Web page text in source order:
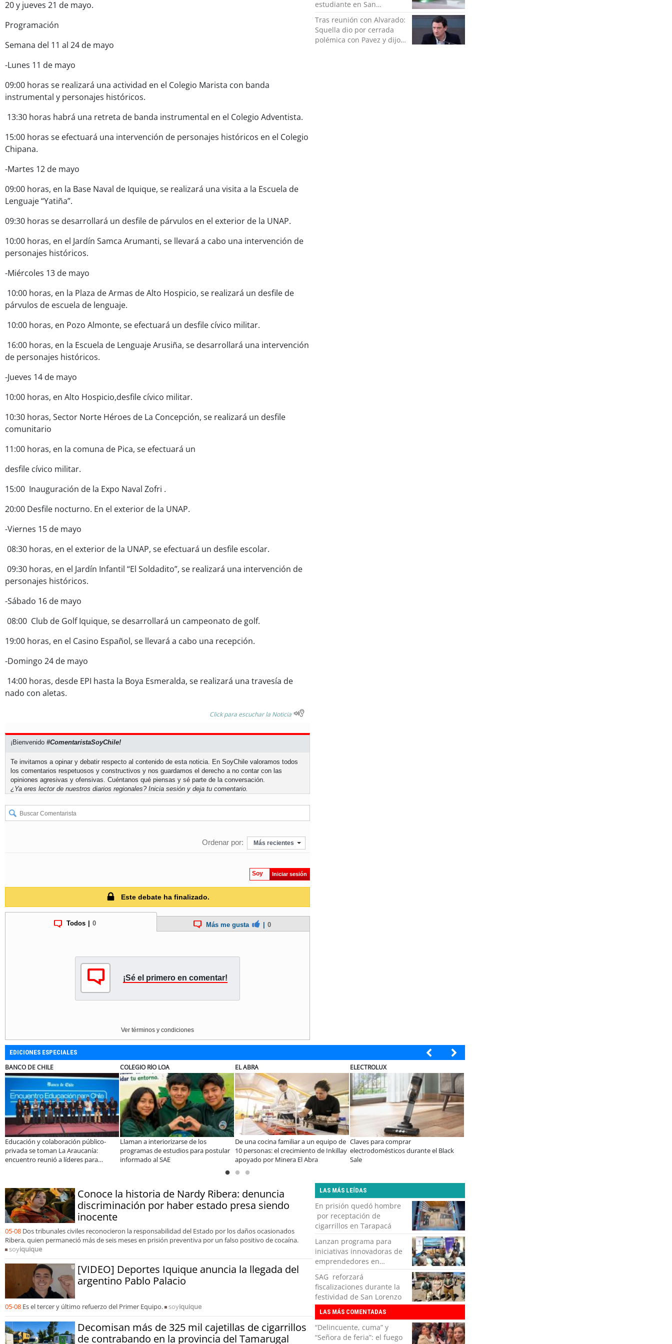
20 y jueves 21 de mayo.
Programación
Semana del 11 al 24 de mayo
-Lunes 11 de mayo
09:00 horas se realizará una actividad en el Colegio Marista con banda
instrumental y personajes históricos.
13:30 horas habrá una retreta de banda instrumental en el Colegio Adventista.
15:00 horas se efectuará una intervención de personajes históricos en el Colegio
Chipana.
-Martes 12 de mayo
09:00 horas, en la Base Naval de Iquique, se realizará una visita a la Escuela de
Lenguaje “Yatiña”.
09:30 horas se desarrollará un desfile de párvulos en el exterior de la UNAP.
10:00 horas, en el Jardín Samca Arumanti, se llevará a cabo una intervención de
personajes históricos.
-Miércoles 13 de mayo
10:00 horas, en la Plaza de Armas de Alto Hospicio, se realizará un desfile de
párvulos de escuela de lenguaje.
10:00 horas, en Pozo Almonte, se efectuará un desfile cívico militar.
16:00 horas, en la Escuela de Lenguaje Arusiña, se desarrollará una intervención
de personajes históricos.
-Jueves 14 de mayo
10:00 horas, en Alto Hospicio,desfile cívico militar.
10:30 horas, Sector Norte Héroes de La Concepción, se realizará un desfile
comunitario
11:00 horas, en la comuna de Pica, se efectuará un
desfile cívico militar.
15:00 Inauguración de la Expo Naval Zofri .
20:00 Desfile nocturno. En el exterior de la UNAP.
-Viernes 15 de mayo
08:30 horas, en el exterior de la UNAP, se efectuará un desfile escolar.
09:30 horas, en el Jardín Infantil “El Soldadito”, se realizará una intervención de
personajes históricos.
-Sábado 16 de mayo
08:00 Club de Golf Iquique, se desarrollará un campeonato de golf.
19:00 horas, en el Casino Español, se llevará a cabo una recepción.
-Domingo 24 de mayo
14:00 horas, desde EPI hasta la Boya Esmeralda, se realizará una travesía de
nado con aletas.
Click para escuchar la Noticia
¡Bienvenido #ComentaristaSoyChile!
Te invitamos a opinar y debatir respecto al contenido de esta noticia. En SoyChile valoramos todos
los comentarios respetuosos y constructivos y nos guardamos el derecho a no contar con las
opiniones agresivas y ofensivas. Cuéntanos qué piensas y sé parte de la conversación.
¿Ya eres lector de nuestros diarios regionales? Inicia sesión y deja tu comentario.
Ordenar por: Más recientes
Soy Iniciar sesión
Este debate ha finalizado.
Todos 0 Más me gusta 0
¡Sé el primero en comentar!
Ver términos y condiciones
estudiante en San
Bernardo
Tras reunión con Alvarado:
Squella dio por cerrada
polémica con Pavez y dijo
EDICIONES ESPECIALES
DE CHILE
y colaboración público-
se toman La Araucanía:
reunió a líderes para
COLEGIO RÍO LOA
Llaman a interiorizarse de los
programas de estudios para postular
informado al SAE
EL ABRA
De una cocina familiar a un equipo de
10 personas: el crecimiento de Inkillay
apoyado por Minera El Abra
ELECTROLUX
Claves para comprar
electrodomésticos durante el Black
Sale
Conoce la historia de Nardy Ribera: denuncia
discriminación por haber estado presa siendo
inocente
05-08 Dos tribunales civiles reconocieron la responsabilidad del Estado por los daños ocasionados
Ribera, quien permaneció más de seis meses en prisión preventiva por un falso positivo de cocaína.
soyiquique
[VIDEO] Deportes Iquique anuncia la llegada del
argentino Pablo Palacio
05-08 Es el tercer y último refuerzo del Primer Equipo. soyiquique
Decomisan más de 325 mil cajetillas de cigarrillos
de contrabando en la provincia del Tamarugal
LAS MÁS LEÍDAS
En prisión quedó hombre
por receptación de
cigarrillos en Tarapacá
Lanzan programa para
iniciativas innovadoras de
emprendedores en
Tarapacá
SAG reforzará
fiscalizaciones durante la
festividad de San Lorenzo
LAS MÁS COMENTADAS
“Delincuente, cuma” y
“Señora de feria”: el fuego